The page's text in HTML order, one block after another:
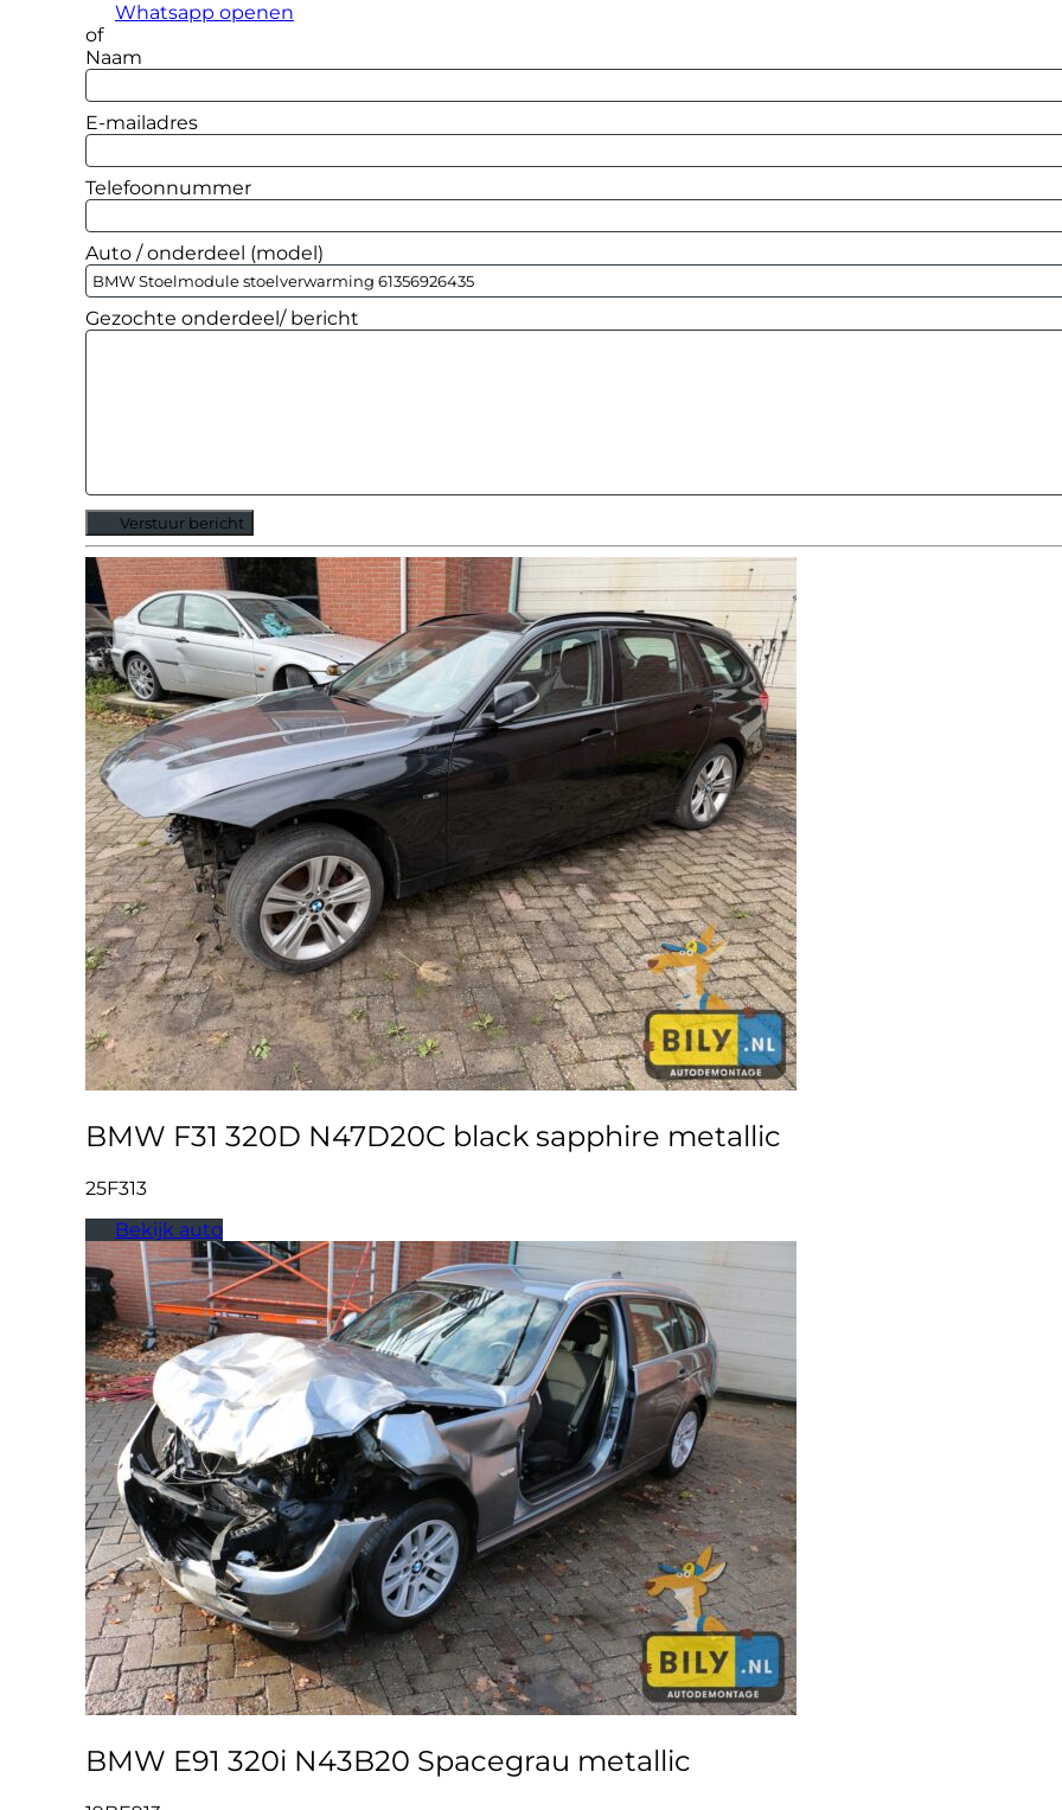
Whatsapp openen
of
Naam
E-mailadres
Telefoonnummer
Auto / onderdeel (model)
Gezochte onderdeel/ bericht
Verstuur bericht
Alternative:
BMW F31 320D N47D20C black sapphire metallic
25F313
Bekijk auto
BMW E91 320i N43B20 Spacegrau metallic